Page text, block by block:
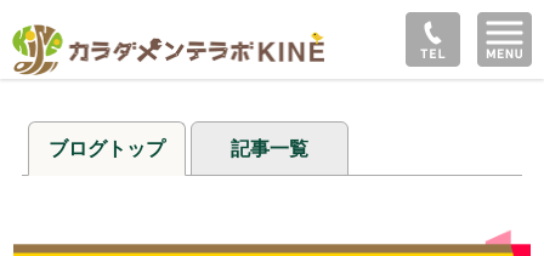
ブログトップ 記事一覧